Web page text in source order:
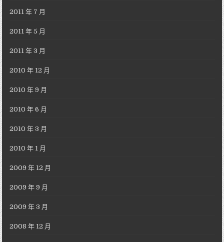
2011 年 7 月
2011 年 5 月
2011 年 3 月
2010 年 12 月
2010 年 9 月
2010 年 6 月
2010 年 3 月
2010 年 1 月
2009 年 12 月
2009 年 9 月
2009 年 3 月
2008 年 12 月